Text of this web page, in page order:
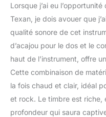
Lorsque j’ai eu
Texan, je dois avouer que
qualité sonore de cet
d’acajou pour le dos et le
haut de l’instrument, offre
Cette combinaison de
la fois chaud et clair, idéal
et rock. Le timbre est riche,
profondeur qui saura